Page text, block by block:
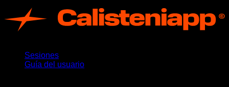
Sesiones
Guía del usuario